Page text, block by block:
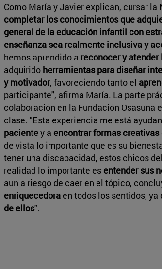
Como María y Javier explican, cursar
completar los conocimientos que
general de la educación infantil con
enseñanza sea realmente inclusiva y
hemos aprendido a reconocer y
adquirido herramientas para diseñar
y motivador, favoreciendo tanto el
participante", afirma María. La parte
colaboración en la Fundación Osasuna
clase. "Esta experiencia me está
pacientey a encontrar formas
de vista lo importante que es su
tener una discapacidad, estos chicos
realidad lo importante es entender sus
aun a riesgo de caer en el tópico,
enriquecedora en todos los sentidos, ya
de ellos".